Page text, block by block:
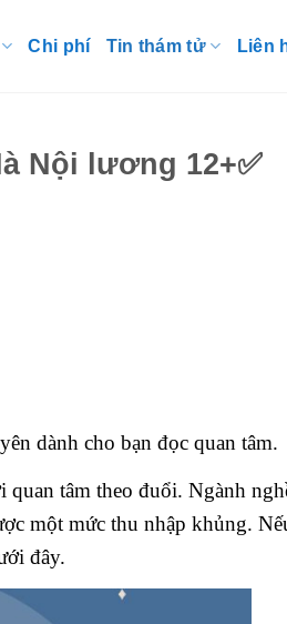
Chi phí Tin thám tử Liên
Nội lương 12+✅
dành cho bạn đọc quan tâm.
tâm theo đuổi. Ngành
một mức thu nhập khủng.
đây.